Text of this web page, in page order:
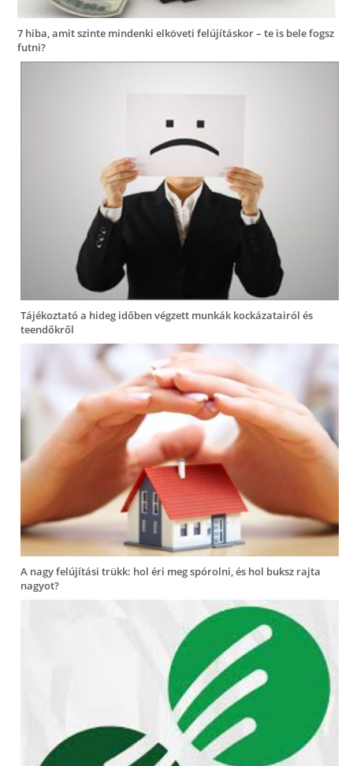
7 hiba, amit szinte mindenki elköveti felújításkor – te is bele fogsz
futni?
Tájékoztató a hideg időben végzett munkák kockázatairól és
teendőkről
A nagy felújítási trükk: hol éri meg spórolni, és hol buksz rajta
nagyot?